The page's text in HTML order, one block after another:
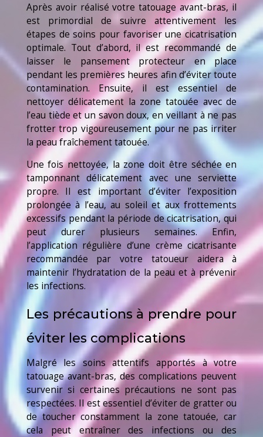
Après avoir réalisé votre tatouage avant-bras, il
est primordial de suivre attentivement les
étapes de soins pour favoriser une cicatrisation
optimale. Tout d’abord, il est recommandé de
laisser le pansement protecteur en place
pendant les premières heures afin d’éviter toute
contamination. Ensuite, il est essentiel de
nettoyer délicatement la zone tatouée avec de
l’eau tiède et un savon doux, en veillant à ne pas
frotter trop vigoureusement pour ne pas irriter
la peau fraîchement tatouée.
Une fois nettoyée, la zone doit être séchée en
tamponnant délicatement avec une serviette
propre. Il est important d’éviter l’exposition
prolongée à l’eau, au soleil et aux frottements
excessifs pendant la période de cicatrisation, qui
peut durer plusieurs semaines. Enfin,
l’application régulière d’une crème cicatrisante
recommandée par votre tatoueur aidera à
maintenir l’hydratation de la peau et à prévenir
les infections.
Les précautions à prendre pour
éviter les complications
Malgré les soins attentifs apportés à votre
tatouage avant-bras, des complications peuvent
survenir si certaines précautions ne sont pas
respectées. Il est essentiel d’éviter de gratter ou
de toucher constamment la zone tatouée, car
cela peut entraîner des infections ou des